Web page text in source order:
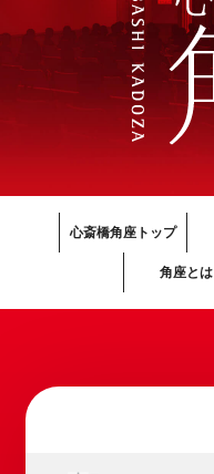
心斎橋角座トップ
角座とは